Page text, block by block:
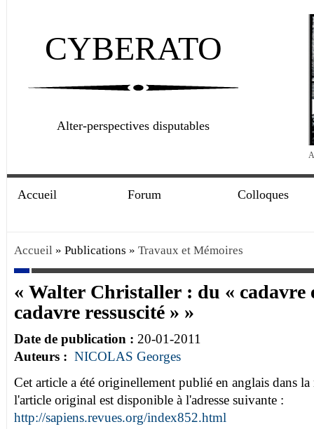
CYBERATO
Alter-perspectives disputables
Accueil Forum Colloques
Accueil » Publications » Travaux et Mémoires
« Walter Christaller : du « cadavre
cadavre ressuscité » »
Date de publication : 20-01-2011
Auteurs : NICOLAS Georges
Cet article a été originellement publié en anglais dans
l'article original est disponible à l'adresse suivante :
http://sapiens.revues.org/index852.html